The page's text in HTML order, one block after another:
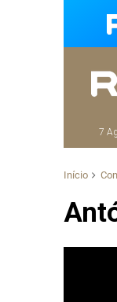
7
Início